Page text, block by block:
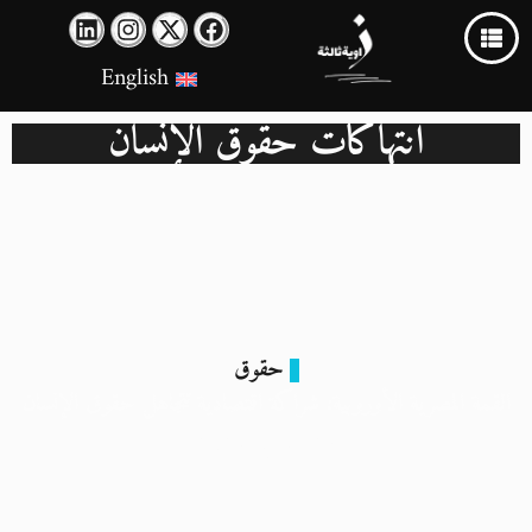
English
انتهاكات حقوق الإنسان
حقوق